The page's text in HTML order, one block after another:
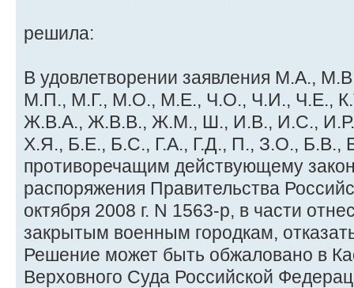
решила:
В удовлетворении заявления М.А.,
М.П., М.Г., М.О., М.Е., Ч.О., Ч.И., Ч.Е.,
Ж.В.А., Ж.В.В., Ж.М., Ш., И.В., И.С.,
Х.Я., Б.Е., Б.С., Г.А., Г.Д., П., З.О., Б.В.,
противоречащим действующему
распоряжения Правительства
октября 2008 г. N 1563-р, в части
закрытым военным городкам,
Решение может быть обжаловано в
Верховного Суда Российской